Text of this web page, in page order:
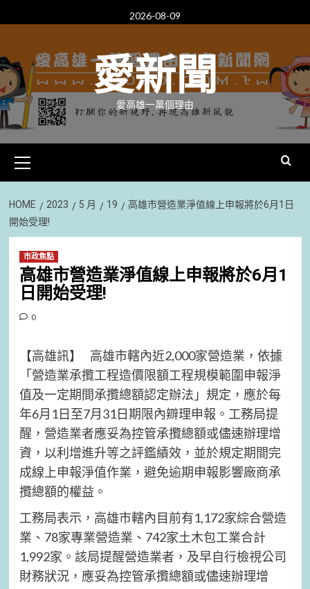
to
2026-08-09
愛新聞
愛高雄一萬個理由
Menu
HOME 2023 5 月 19
高雄市營造業淨值線上申報將於6月1日
開始受理!
市政焦點
高雄市營造業淨值線上申報將於6月1
日開始受理!
0
【高雄訊】 高雄市轄內近2,000家營造業，依據
「營造業承攬工程造價限額工程規模範圍申報淨
值及一定期間承攬總額認定辦法」規定，應於每
年6月1日至7月31日期限內辧理申報。工務局提
醒，營造業者應妥為控管承攬總額或儘速辦理增
資，以利增進升等之評鑑績效，並於規定期間完
成線上申報淨值作業，避免逾期申報影響廠商承
攬總額的權益。
工務局表示，高雄市轄內目前有1,172家綜合營造
業、78家專業營造業、742家土木包工業合計
1,992家。該局提醒營造業者，及早自行檢視公司
財務狀況，應妥為控管承攬總額或儘速辦理增